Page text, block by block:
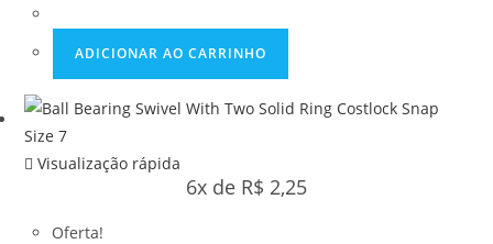
ADICIONAR AO CARRINHO
Visualização rápida
6x de R$ 2,25
Oferta!